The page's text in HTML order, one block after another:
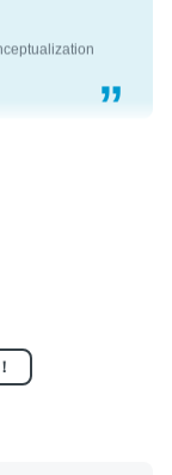
編来た
2023/03/27